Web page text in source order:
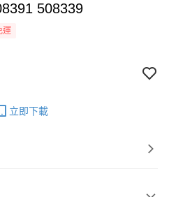
508339
運
立即下載